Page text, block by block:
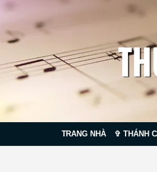
TRANG NHÀ ✞ THÁNH